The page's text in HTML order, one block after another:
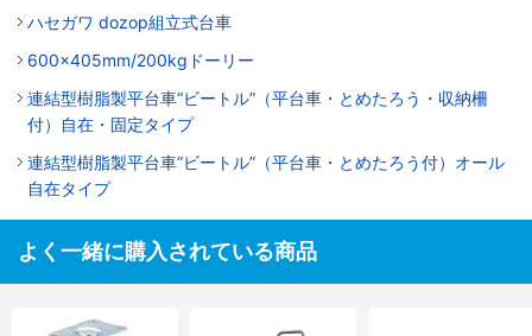
ハセガワ dozop組立式台車
600x405mm/200kgドーリー
連結型樹脂製平台車“ビートル”（平台車・とめたろう・収納柵
付）自在・固定タイプ
連結型樹脂製平台車“ビートル”（平台車・とめたろう付）オール
自在タイプ
よく一緒に購入されている商品